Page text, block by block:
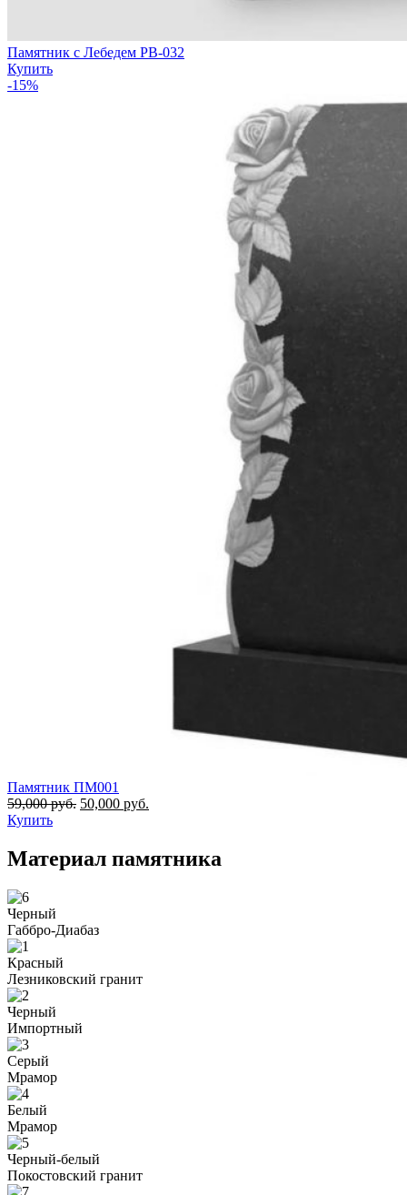
Памятник с Лебедем РВ-032
Купить
-15%
Памятник ПМ001
59,000руб. 50,000 руб.
Купить
Материал памятника
Черный
Габбро-Диабаз
Красный
Лезниковский гранит
Черный
Импортный
Серый
Мрамор
Белый
Мрамор
Черный-белый
Покостовский гранит